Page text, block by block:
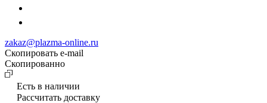
zakaz@plazma-online.ru
Скопировать e-mail
Cкопированно
Есть в наличии
Рассчитать доставку